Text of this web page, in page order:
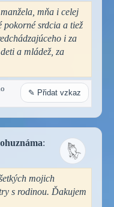
mňa i celej
pokorné srdcia a tiež
i za
a mládež, za
✎ Přidat vzkaz
:
mojich
s rodinou. Ďakujem